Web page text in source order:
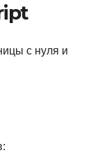
с нуля и